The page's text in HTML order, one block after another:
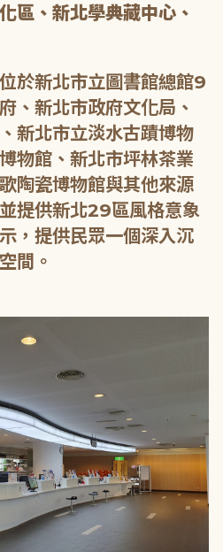
區、新北學典藏中心、
於新北市立圖書館總館9
、新北市政府文化局、
新北市立淡水古蹟博物
物館、新北市坪林茶業
陶瓷博物館與其他來源
提供新北29區風格意象
，提供民眾一個深入沉
間。